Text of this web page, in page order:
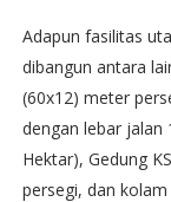
Adapun fasilitas
dibangun antara
(60x12) meter
dengan lebar jalan
Hektar), Gedung
persegi, dan